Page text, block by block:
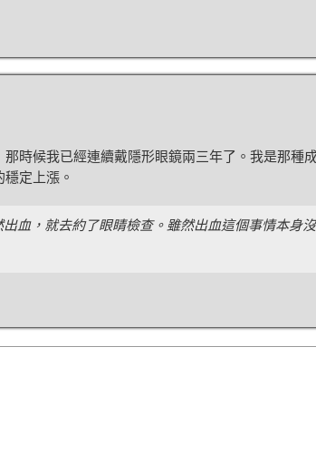
時候我已經連續戴隱形眼鏡兩三年了。我是那種
定上漲。
血，就去約了眼睛檢查。雖然出血這個事情本